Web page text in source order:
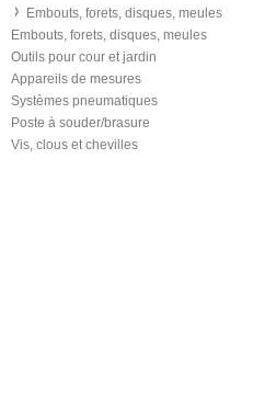
Embouts, forets, disques, meules
Embouts, forets, disques, meules
Outils pour cour et jardin
Appareils de mesures
Systèmes pneumatiques
Poste à souder/brasure
Vis, clous et chevilles